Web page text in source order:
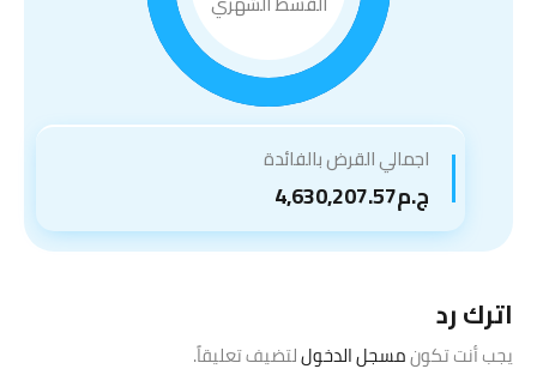
اجمالي القرض بالفائدة
ج.م4,630,207.57
اترك رد
يجب أنت تكونمسجل الدخوللتضيف تعليقاً.